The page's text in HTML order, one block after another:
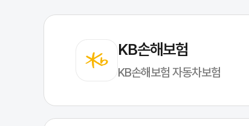
KB손해보험
KB손해보험 자동차보험